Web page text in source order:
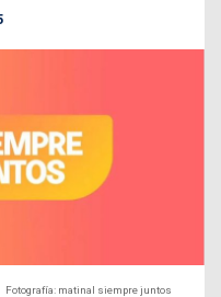
Fotografía: matinal siempre juntos